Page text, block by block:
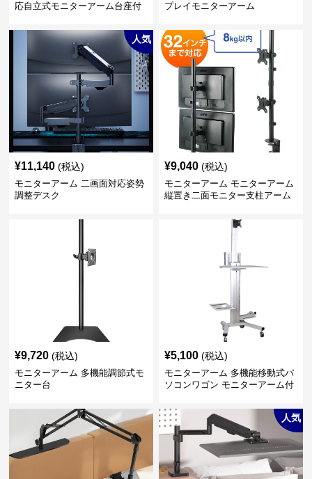
応自立式モニターアーム台座付
プレイモニターアーム
人気
¥11,140 (税込)
モニターアーム 二画面対応姿勢
調整デスク
¥9,040 (税込)
モニターアーム モニターアーム
縦置き二面モニター支柱アーム
¥9,720 (税込)
モニターアーム 多機能調節式モ
ニター台
¥5,100 (税込)
モニターアーム 多機能移動式パ
ソコンワゴン モニターアーム付
人気